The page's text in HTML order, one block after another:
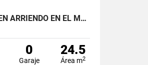
LOCAL COMERCIAL EN ARRIENDO EN EL MUNICIPIO DE LA CEJA.
0
Garaje
24.5
Área m2